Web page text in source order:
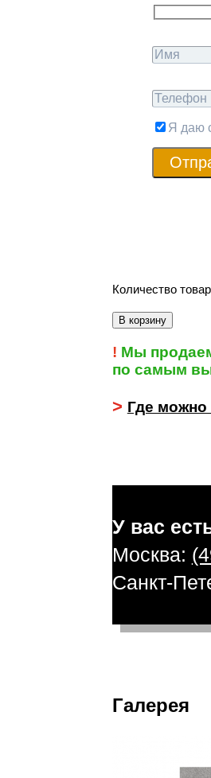
Я даю
Количество
В корзину
! Мы
по самым
> Где можно
У вас
Москва:
Санкт-
Галерея